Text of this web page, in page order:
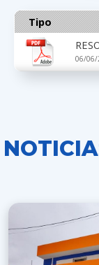
Tipo
06/06/